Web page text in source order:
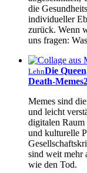
die
individueller
zurück. Wenn
uns fragen:
LehnDie
Death-Memes
Memes sind
und leicht
digitalen
und kulturelle
sind weit mehr
wie den Tod.